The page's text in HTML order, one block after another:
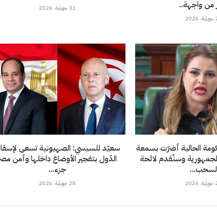
31 جويلية، 2026 من واجهة..
سعيّد للسيسي: الصهيونية تسعى
الدّول بتفجير الأوضاع داخلها وأمن
جزء...
28 جويلية، 2026
الحالية أضرّت بسمعة
وسنُقدم لائحة
لسحب...